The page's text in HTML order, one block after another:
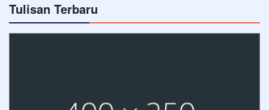
Tulisan Terbaru